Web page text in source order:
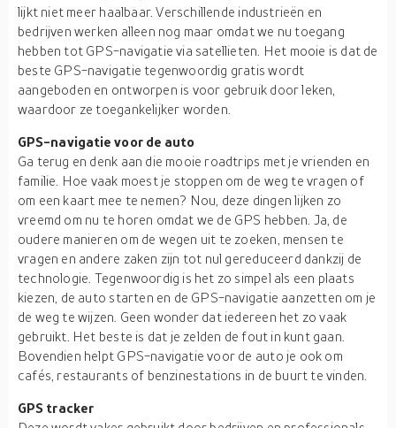
lijkt niet meer haalbaar. Verschillende industrieën en
bedrijven werken alleen nog maar omdat we nu toegang
hebben tot GPS-navigatie via satellieten. Het mooie is dat de
beste GPS-navigatie tegenwoordig gratis wordt
aangeboden en ontworpen is voor gebruik door leken,
waardoor ze toegankelijker worden.
GPS-navigatie voor de auto
Ga terug en denk aan die mooie roadtrips met je vrienden en
familie. Hoe vaak moest je stoppen om de weg te vragen of
om een kaart mee te nemen? Nou, deze dingen lijken zo
vreemd om nu te horen omdat we de GPS hebben. Ja, de
oudere manieren om de wegen uit te zoeken, mensen te
vragen en andere zaken zijn tot nul gereduceerd dankzij de
technologie. Tegenwoordig is het zo simpel als een plaats
kiezen, de auto starten en de GPS-navigatie aanzetten om je
de weg te wijzen. Geen wonder dat iedereen het zo vaak
gebruikt. Het beste is dat je zelden de fout in kunt gaan.
Bovendien helpt GPS-navigatie voor de auto je ook om
cafés, restaurants of benzinestations in de buurt te vinden.
GPS tracker